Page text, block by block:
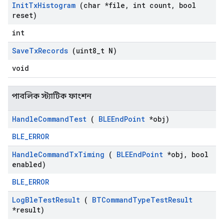
InitTxHistogram (char *file , int count,
bool
reset)
int
SaveTxRecords (uint8 t N)
void
পাবলিক স্ট্যাটিক ফাংশন
HandleCommandTest ( BLEEndPoint *obj)
BLE_ERROR
HandleCommandTxTiming ( BLEEndPoint *obj ,
bool
enabled)
BLE_ERROR
LogBleTestResult ( BTCommandTypeTestResult
*result)